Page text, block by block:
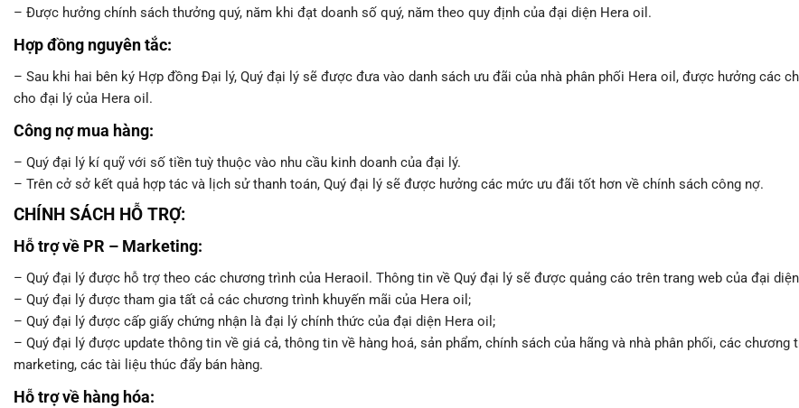
– Được hưởng chính sách thưởng quý, năm khi đạt doanh số quý, năm theo quy định của đại diện Hera oil.
Hợp đồng nguyên tắc:
– Sau khi hai bên ký Hợp đồng Đại lý, Quý đại lý sẽ được đưa vào danh sách ưu đãi của nhà phân phối Hera oil, được hưởng các
cho đại lý của Hera oil.
Công nợ mua hàng:
– Quý đại lý kí quỹ với số tiền tuỳ thuộc vào nhu cầu kinh doanh của đại lý.
– Trên cở sở kết quả hợp tác và lịch sử thanh toán, Quý đại lý sẽ được hưởng các mức ưu đãi tốt hơn về chính sách công nợ.
CHÍNH SÁCH HỖ TRỢ:
Hỗ trợ về PR – Marketing:
– Quý đại lý được hỗ trợ theo các chương trình của Heraoil. Thông tin về Quý đại lý sẽ được quảng cáo trên trang web của đại
– Quý đại lý được tham gia tất cả các chương trình khuyến mãi của Hera oil;
– Quý đại lý được cấp giấy chứng nhận là đại lý chính thức của đại diện Hera oil;
– Quý đại lý được update thông tin về giá cả, thông tin về hàng hoá, sản phẩm, chính sách của hãng và nhà phân phối, các chương
marketing, các tài liệu thúc đẩy bán hàng.
Hỗ trợ về hàng hóa: